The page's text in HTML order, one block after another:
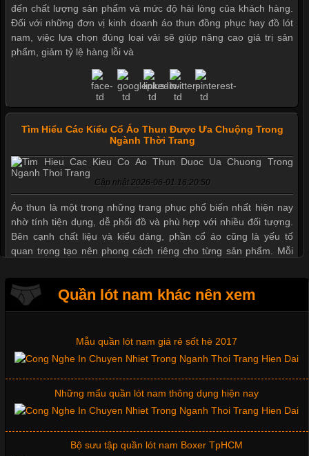
đến chất lượng sản phẩm và mức độ hài lòng của khách hàng.
Đối với những đơn vị kinh doanh áo thun đồng phục hay đồ lót
nam, việc lựa chọn đúng loại vải sẽ giúp nâng cao giá trị sản
phẩm, giảm tỷ lệ hàng lỗi và
Tìm Hiểu Các Kiểu Cổ Áo Thun Được Ưa Chuộng Trong
Ngành Thời Trang
Cập nhật 2026-06-01 16:20:50
Áo thun là một trong những trang phục phổ biến nhất hiện nay
nhờ tính tiện dụng, dễ phối đồ và phù hợp với nhiều đối tượng.
Bên cạnh chất liệu và kiểu dáng, phần cổ áo cũng là yếu tố
quan trọng tạo nên phong cách riêng cho từng sản phẩm. Mỗi
Những Mẫu Áo Thun Đồng Phục Công Ty Được Ưa
Chuộng Hiện Nay
Cập nhật 2026-06-01 14:23:34
chuyên nghiệp đóng vai trò quan trọng đối với sự phát triển của
doanh nghiệp. Một trong những giải pháp hiệu quả được nhiều
Quần lót nam khác nên xem
Mẫu quần short quần lót nam nữ hè thu 2017
Thị hiều quần lót nam bơi lội nam và nữ 2017
Xu hướng thời trang trẻ và quần lót nam giá sỉ
Giặt và bảo quản quần lót nam đúng cách
Mẫu quần lót nam giá rẻ sốt hè 2017
Những mẩu quần lót nam thông dụng hiện nay
Bộ sưu tập quần lót nam Boxer TpHCM